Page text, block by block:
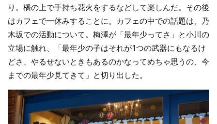
り。橋の上で手持ち花火をするなどして楽しんだ。その後
はカフェで一休みすることに。カフェの中での話題は、乃
木坂での活動について。梅澤が「最年少ってさ」と小川の
立場に触れ、「最年少の子はそれが1つの武器にもなるけ
どさ、やるせないときもあるのかなってめちゃ思うの、今
までの最年少見てきて」と切り出した。